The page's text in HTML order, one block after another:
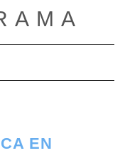
modo de navegación
EN